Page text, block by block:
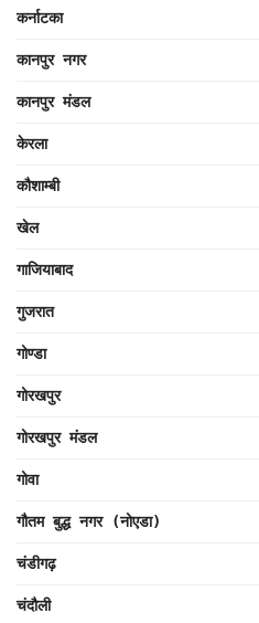
कर्नाटका
कानपुर नगर
कानपुर मंडल
केरला
कौशाम्बी
खेल
गाजियाबाद
गुजरात
गोण्डा
गोरखपुर
गोरखपुर मंडल
गोवा
गौतम बुद्ध नगर (नोएडा)
चंडीगढ़
चंदौली